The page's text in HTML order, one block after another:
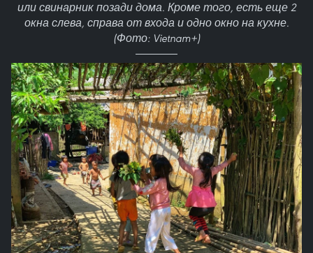
или свинарник позади дома. Кроме того, есть еще 2
окна слева, справа от входа и одно окно на кухне.
(Фото: Vietnam+)